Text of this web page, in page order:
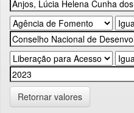
Retornar valores